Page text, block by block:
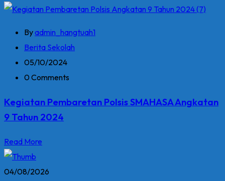
Byadmin_hangtuah1
Berita Sekolah
05/10/2024
0 Comments
Kegiatan Pembaretan Polsis SMAHASA Angkatan
9 Tahun 2024
Read More
04/08/2026